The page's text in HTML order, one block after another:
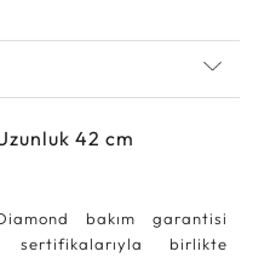
42 cm
bakım garantisi
birlikte